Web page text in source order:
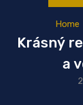
Home
Krásný
a